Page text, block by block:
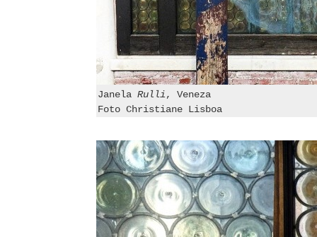
Janela Rulli, Veneza
Foto Christiane Lisboa